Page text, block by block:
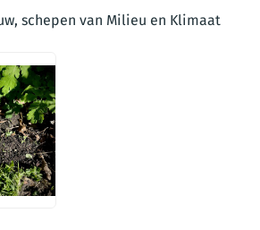
schepen van Milieu en Klimaat